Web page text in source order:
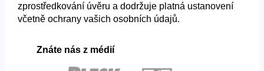
zprostředkování úvěru a dodržuje platná ustanovení
včetně ochrany vašich osobních údajů.
Znáte nás z médií